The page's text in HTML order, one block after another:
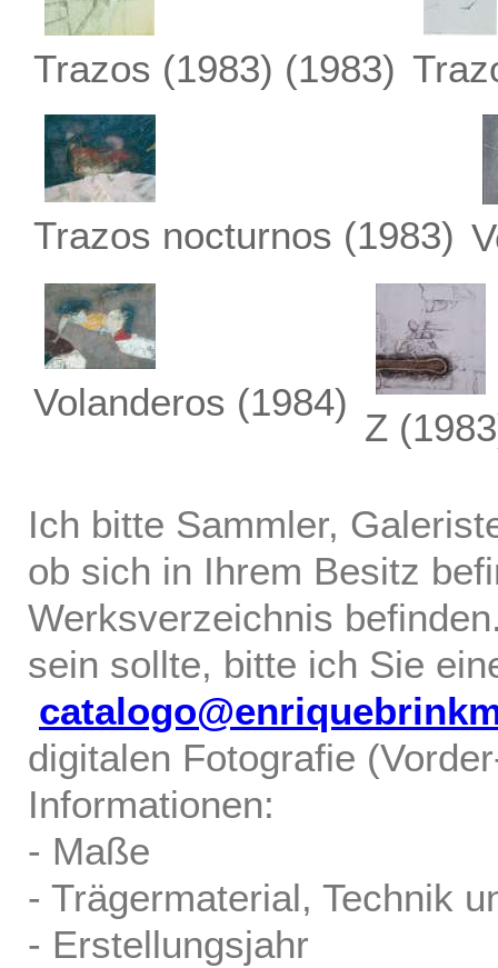
Trazos (1983) (1983)
Trazos nocturnos (1983)
Volanderos (1984)
Z
Ich bitte Sammler,
ob sich in Ihrem Besitz
Werksverzeichnis
sein sollte, bitte ich Sie
digitalen Fotografie
Informationen:
- Maße
- Trägermaterial, Technik
- Erstellungsjahr